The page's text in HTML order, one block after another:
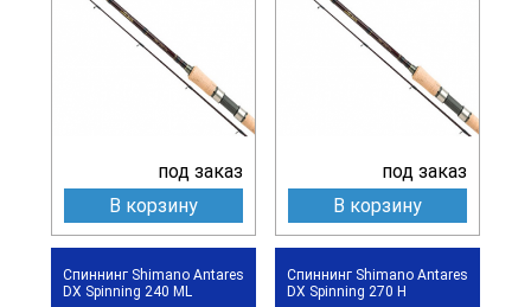
под заказ
В корзину
под заказ
В корзину
Спиннинг Shimano Antares
DX Spinning 240 ML
Спиннинг Shimano Antares
DX Spinning 270 H